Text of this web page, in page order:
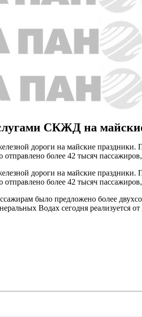
СКЖД на
дороги на майские
более 42 тысяч
дороги на майские
более 42 тысяч
было предложено более
Водах сегодня реализуется